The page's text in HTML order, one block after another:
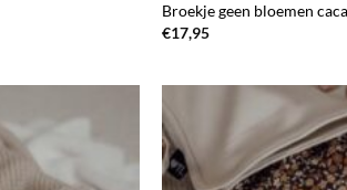
Broekje geen bloemen
€17,95